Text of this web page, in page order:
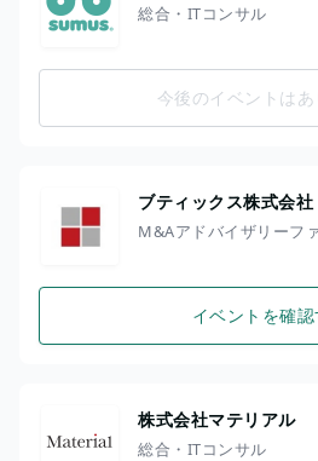
総合・ITコンサル
今後のイベントは
ブティックス株式会社
M&Aアドバイザリーフ
イベントを確
株式会社マテリアル
総合・ITコンサル